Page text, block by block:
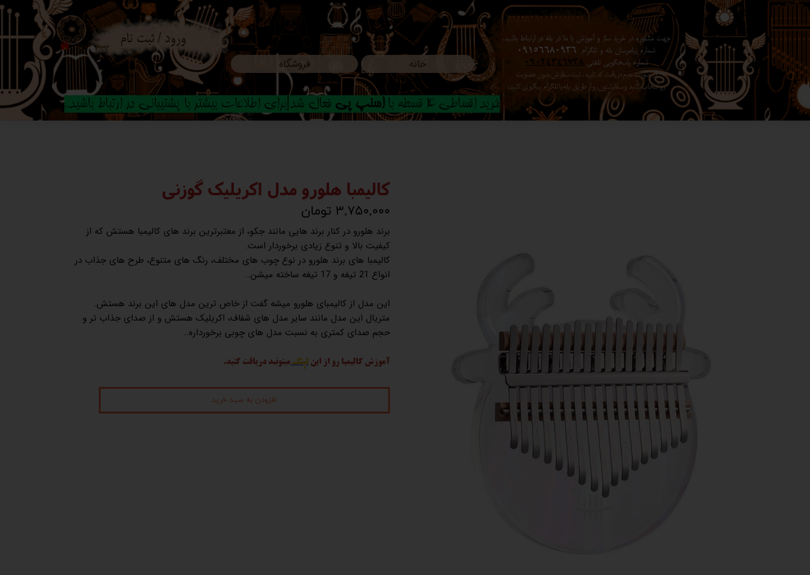
خانه فروشگاه
جهت مشاوره در خرید ساز و آموزش با ما در بله در ارتباط باشید،
شماره پیامرسان بله و تلگرام 09156680936
شماره پاسخگویی تلفنی 09024346738
در صورت عدم دریافت کد تایید ، ثبت سفارش بدون عضویت
رو انتخاب کنید ​​​​​​​ و سفارشتون رو از طریق بله یا تلگرام پیگیری کنید.
۰ سبد خرید ورود / ثبت نام
حساب کاربری من
تغییر گذر واژه
خرید اقساطی 4 قسطه با اسنپ پی فعال شد|برای اطلاعات بیشتر با پشتیبانی در ارتباط باشید..
کالیمبا هلورو مدل اکریلیک گوزنی
۳,۷۵۰,۰۰۰ تومان
برند هلورو در کنار برند هایی مانند جکو، از معتبرترین برند های کالیمبا هستش که از
کیفیت بالا و تنوع زیادی برخوردار است.
کالیمبا های برند هلورو در نوع چوب های مختلف، رنگ های متنوع، طرح های جذاب در
انواع 21 تیغه و 17 تیغه ساخته میشن..
این مدل از کالیمبای هلورو میشه گفت از خاص ترین مدل های این برند هستش.
متریال این مدل مانند سایر مدل های شفاف، اکریلیک هستش و از صدای جذاب تر و
حجم صدای کمتری به نسبت مدل های چوبی برخورداره..
آموزش کالیمبا رو از این لینک میتونید دریافت کنید.
افزودن به سبد خرید